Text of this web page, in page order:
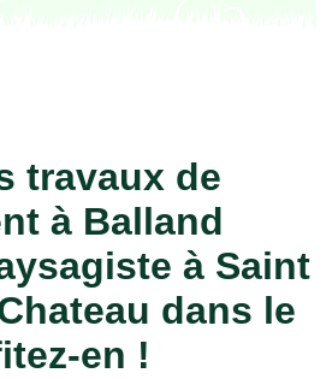
travaux de
à Balland
à Saint
dans le
en !